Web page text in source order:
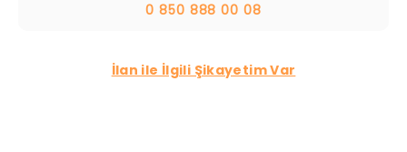
0 850 888 00 08
İlan ile İlgili Şikayetim Var